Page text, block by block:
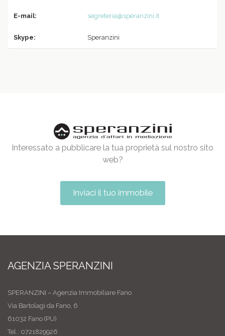
E-mail: segreteria@speranzini.it
Skype: Speranzini
Interessato a pubblicare la tua proprietà sul nostro sito
web?
Inviaci il tuo immobile
AGENZIA SPERANZINI
SPERANZINI – Agenzia Immobiliare Fano
Via Bartolagi da Fano, 6
61032 Fano (PU)
Tel.: 0721829926